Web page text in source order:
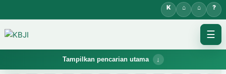
☰
Tampilkan pencarian utama